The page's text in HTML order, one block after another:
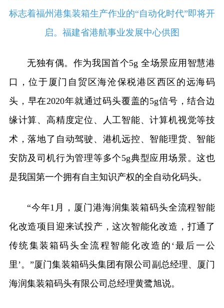
标志着福州港集装箱生产作业的“自动化时代”即将开
启。福建省港航事业发展中心供图
无独有偶。作为我国首个5g 全场景应用智慧港
口，位于厦门自贸区海沧保税港区西区的远海码
头，早在2020年就通过码头覆盖的5g信号，结合边
缘计算、高精度定位、人工智能、计算机视觉等技
术，落地了自动驾驶、港机远控、智能理货、智能
安防及司机行为管理等多个5g典型应用场景。这也
是我国第一个拥有自主知识产权的全自动化码头。
“今年1月，厦门港海润集装箱码头全流程智能
化改造项目迎来试投产，这次智能化改造，打通了
传统集装箱码头全流程智能化改造的‘最后一公
里’。”厦门集装箱码头集团有限公司副总经理、厦门
海润集装箱码头有限公司总经理黄鹭旭说。